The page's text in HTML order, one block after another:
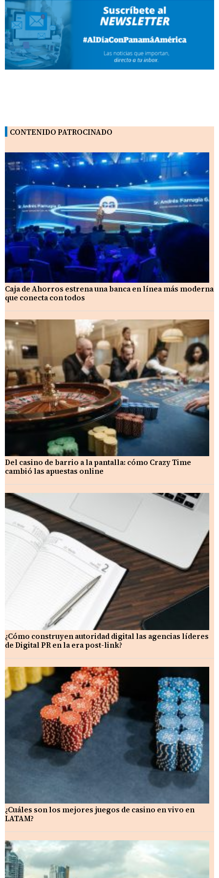
CONTENIDO PATROCINADO
Caja de Ahorros estrena una banca en línea más moderna
que conecta con todos
Del casino de barrio a la pantalla: cómo Crazy Time
cambió las apuestas online
¿Cómo construyen autoridad digital las agencias líderes
de Digital PR en la era post-link?
¿Cuáles son los mejores juegos de casino en vivo en
LATAM?